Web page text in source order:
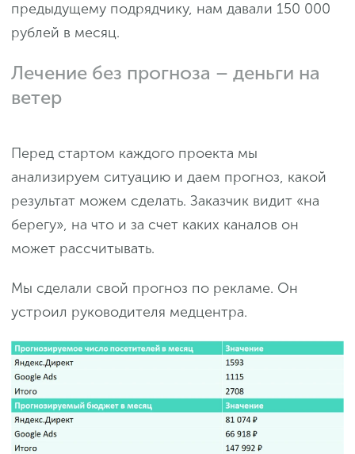
предыдущему подрядчику, нам давали 150 000
рублей в месяц.
Лечение без прогноза – деньги на
ветер
Перед стартом каждого проекта мы
анализируем ситуацию и даем прогноз, какой
результат можем сделать. Заказчик видит «на
берегу», на что и за счет каких каналов он
может рассчитывать.
Мы сделали свой прогноз по рекламе. Он
устроил руководителя медцентра.